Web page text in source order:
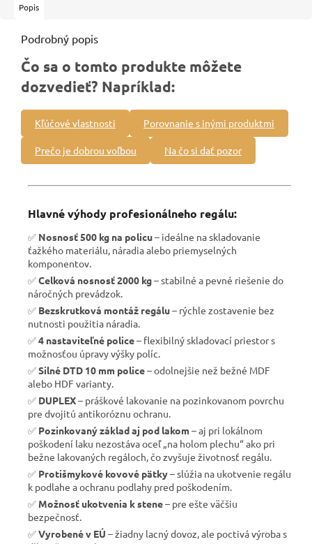
Popis
Podrobný popis
Čo sa o tomto produkte môžete
dozvedieť? Napríklad:
Kľúčové vlastnosti Porovnanie s inými produktmi
Prečo je dobrou voľbou Na čo si dať pozor
Hlavné výhody profesionálneho regálu:
✅ Nosnosť 500 kg na policu– ideálne na skladovanie
ťažkého materiálu, náradia alebo priemyselných
komponentov.
✅Celková nosnosť 2000 kg– stabilné a pevné riešenie do
náročných prevádzok.
✅ Bezskrutková montáž regálu– rýchle zostavenie bez
nutnosti použitia náradia.
✅4 nastaviteľné police– flexibilný skladovací priestor s
možnosťou úpravy výšky políc.
✅Silné DTD 10 mm police– odolnejšie než bežné MDF
alebo HDF varianty.
✅ DUPLEX– práškové lakovanie na pozinkovanom povrchu
pre dvojitú antikoróznu ochranu.
✅ Pozinkovaný základ aj pod lakom– aj pri lokálnom
poškodení laku nezostáva oceľ „na holom plechu“ ako pri
bežne lakovaných regáloch, čo zvyšuje životnosť regálu.
✅ Protišmykové kovové pätky– slúžia na ukotvenie regálu
k podlahe a ochranu podlahy pred poškodením.
✅ Možnosť ukotvenia k stene– pre ešte väčšiu
bezpečnosť.
✅Vyrobené v EÚ – žiadny lacný dovoz, ale poctivá výroba s